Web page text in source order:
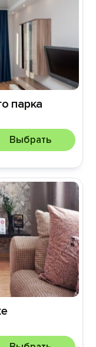
парка
Выбрать